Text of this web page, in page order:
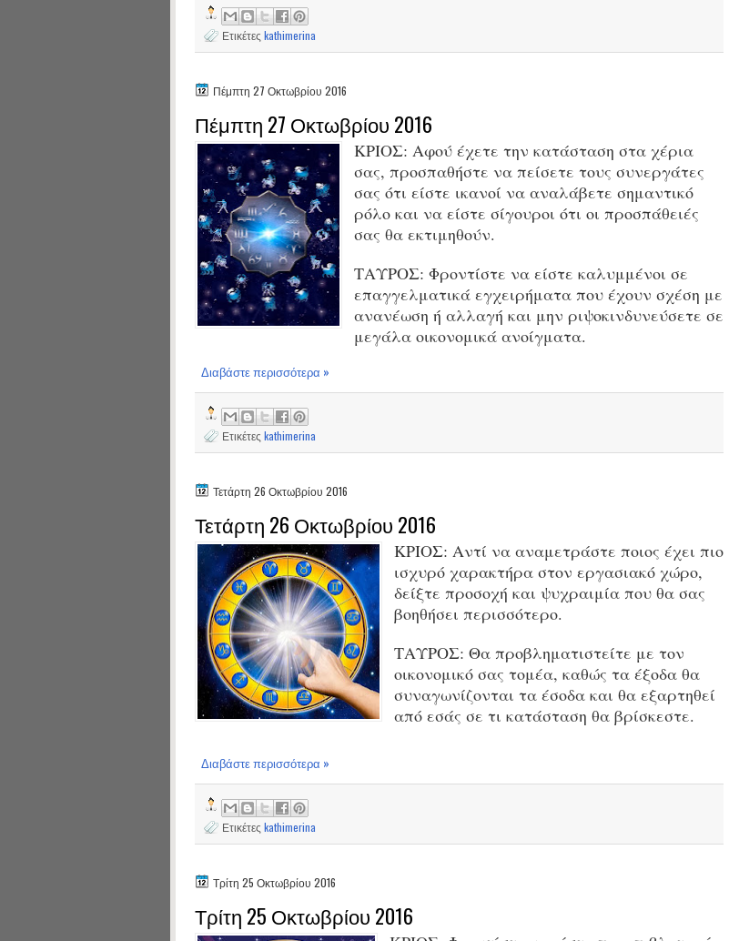
Ετικέτες kathimerina
Πέμπτη 27 Οκτωβρίου 2016
Πέμπτη 27 Οκτωβρίου 2016
ΚΡΙΟΣ: Αφού έχετε την κατάσταση στα χέρια
σας, προσπαθήστε να πείσετε τους συνεργάτες
σας ότι είστε ικανοί να αναλάβετε σημαντικό
ρόλο και να είστε σίγουροι ότι οι προσπάθειές
σας θα εκτιμηθούν.
ΤΑΥΡΟΣ: Φροντίστε να είστε καλυμμένοι σε
επαγγελματικά εγχειρήματα που έχουν σχέση με
ανανέωση ή αλλαγή και μην ριψοκινδυνεύσετε σε
μεγάλα οικονομικά ανοίγματα.
Διαβάστε περισσότερα »
Ετικέτες kathimerina
Τετάρτη 26 Οκτωβρίου 2016
Τετάρτη 26 Οκτωβρίου 2016
ΚΡΙΟΣ: Αντί να αναμετράστε ποιος έχει πιο
ισχυρό χαρακτήρα στον εργασιακό χώρο,
δείξτε προσοχή και ψυχραιμία που θα σας
βοηθήσει περισσότερο.
ΤΑΥΡΟΣ: Θα προβληματιστείτε με τον
οικονομικό σας τομέα, καθώς τα έξοδα θα
συναγωνίζονται τα έσοδα και θα εξαρτηθεί
από εσάς σε τι κατάσταση θα βρίσκεστε.
Διαβάστε περισσότερα »
Ετικέτες kathimerina
Τρίτη 25 Οκτωβρίου 2016
Τρίτη 25 Οκτωβρίου 2016